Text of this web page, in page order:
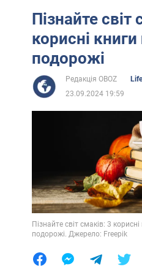
Пізнайте світ
корисні книги
подорожі
Редакція OBOZ
Life
23.09.2024 19:59
Пізнайте світ смаків: 3
подорожі. Джерело: Freepik